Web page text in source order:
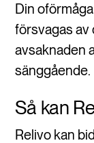
Din
försvagas av
avsaknaden
sänggående.
Så kan
Relivo kan